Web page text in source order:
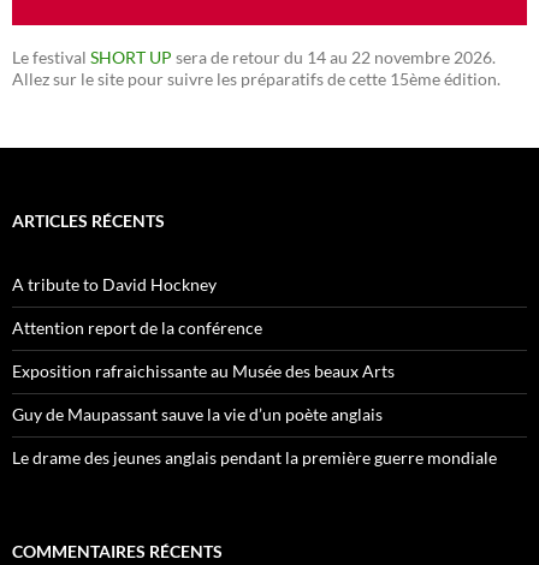
Le festival SHORT UP sera de retour du 14 au 22 novembre 2026.
Allez sur le site pour suivre les préparatifs de cette 15ème édition.
ARTICLES RÉCENTS
A tribute to David Hockney
Attention report de la conférence
Exposition rafraichissante au Musée des beaux Arts
Guy de Maupassant sauve la vie d’un poète anglais
Le drame des jeunes anglais pendant la première guerre mondiale
COMMENTAIRES RÉCENTS